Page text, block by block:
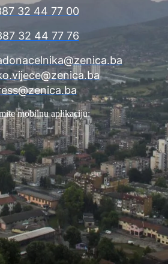
32 44 77 00
32 44 77 76
mobilnu aplikaciju: